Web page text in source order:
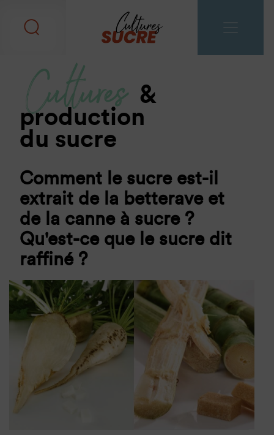
Cultures &
production
du sucre
Comment le sucre est-il
extrait de la betterave et
de la canne à sucre ?
Qu'est-ce que le sucre dit
raffiné ?